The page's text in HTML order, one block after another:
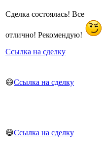
Сделка состоялась! Все
отлично! Рекомендую!
Ссылка на сделку
😄Ссылка на сделку
😄Ссылка на сделку